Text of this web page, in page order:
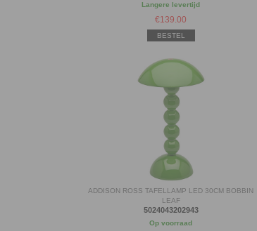
Langere levertijd
€139.00
BESTEL
ADDISON ROSS TAFELLAMP LED 30CM BOBBIN
LEAF
5024043202943
Op voorraad